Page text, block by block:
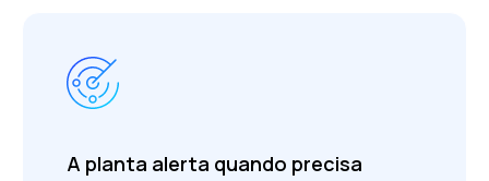
A planta alerta quando precisa